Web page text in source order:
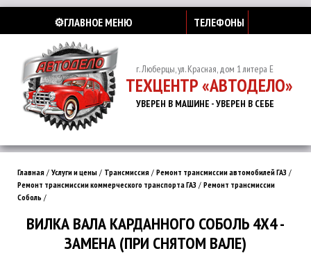
⚙️ГЛАВНОЕ МЕНЮ ТЕЛЕФОНЫ
г. Люберцы, ул. Красная, дом 1 литера Е
ТЕХЦЕНТР «АВТОДЕЛО»
УВЕРЕН В МАШИНЕ - УВЕРЕН В СЕБЕ
Главная / Услуги и цены / Трансмиссия / Ремонт трансмиссии автомобилей ГАЗ /
Ремонт трансмиссии коммерческого транспорта ГАЗ / Ремонт трансмиссии
Соболь /
ВИЛКА ВАЛА КАРДАННОГО СОБОЛЬ 4Х4 -
ЗАМЕНА (ПРИ СНЯТОМ ВАЛЕ)